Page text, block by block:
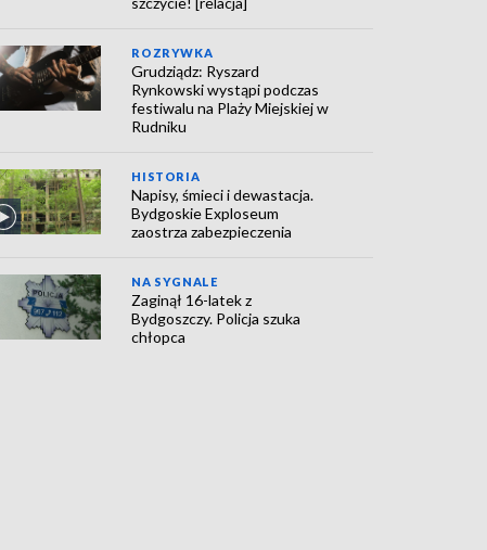
ROZRYWKA
Grudziądz: Ryszard
Rynkowski wystąpi podczas
festiwalu na Plaży Miejskiej w
Rudniku
HISTORIA
Napisy, śmieci i dewastacja.
Bydgoskie Exploseum
zaostrza zabezpieczenia
NA SYGNALE
Zaginął 16-latek z
Bydgoszczy. Policja szuka
chłopca